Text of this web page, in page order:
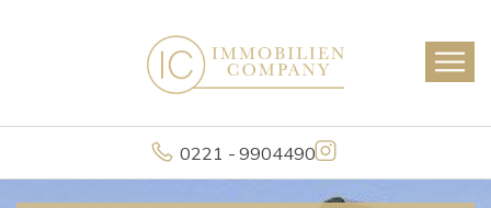
0221 - 9904490